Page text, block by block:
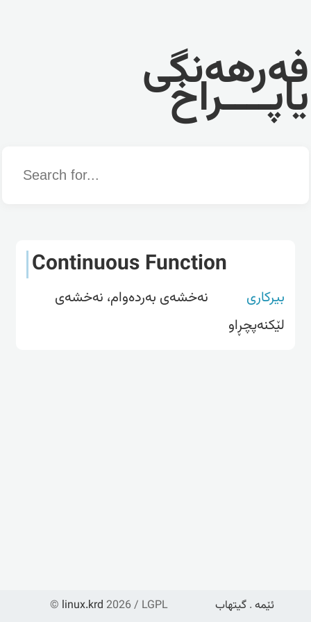
فەرهەنگی
یاپــــراخ
Word
Continuous Function
بیرکاری
نەخشەی بەردەوام، نەخشەی
لێکنەپچڕاو
© linux.krd 2026 / LGPL ئێمە . گیتهاب